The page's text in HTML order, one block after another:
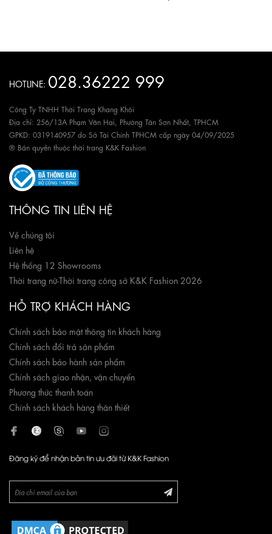
HOTLINE: 028.36222 999
Công Ty TNHH Thời Trang Khang Khôi
Địa chỉ: 256/13A Phạm Văn Hai, Phường Tân Sơn Nhất, TPHCM
GPKD: 0319140957 do Sở Tài Chính TPHCM cấp ngày 04/09/2025
® Bản quyền thuộc thời trang K&K Fashion
THÔNG TIN LIÊN HỆ
Về chúng tôi
Liên hệ
Hệ thống 12 Showrooms
Thời trang nữ-Thời trang công sở K&K Fashion 2026
HỖ TRỢ KHÁCH HÀNG
Chính sách bảo mật thông tin khách hàng
Chính sách đổi trả sản phẩm
Chính sách bảo hành sản phẩm
Chính sách giao nhận, vận chuyển
Phương thức thanh toán
Chính sách khách hàng thân thiết
Đăng ký để nhận bản tin ưu đãi từ K&K Fashion